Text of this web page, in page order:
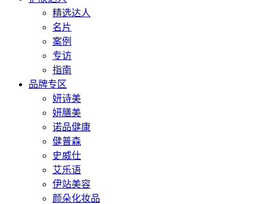
精选达人
名片
案例
专访
指南
品牌专区
妍诗美
妍膳美
诺品健康
健普森
史威仕
艾乐语
伊站美容
颜朵化妆品